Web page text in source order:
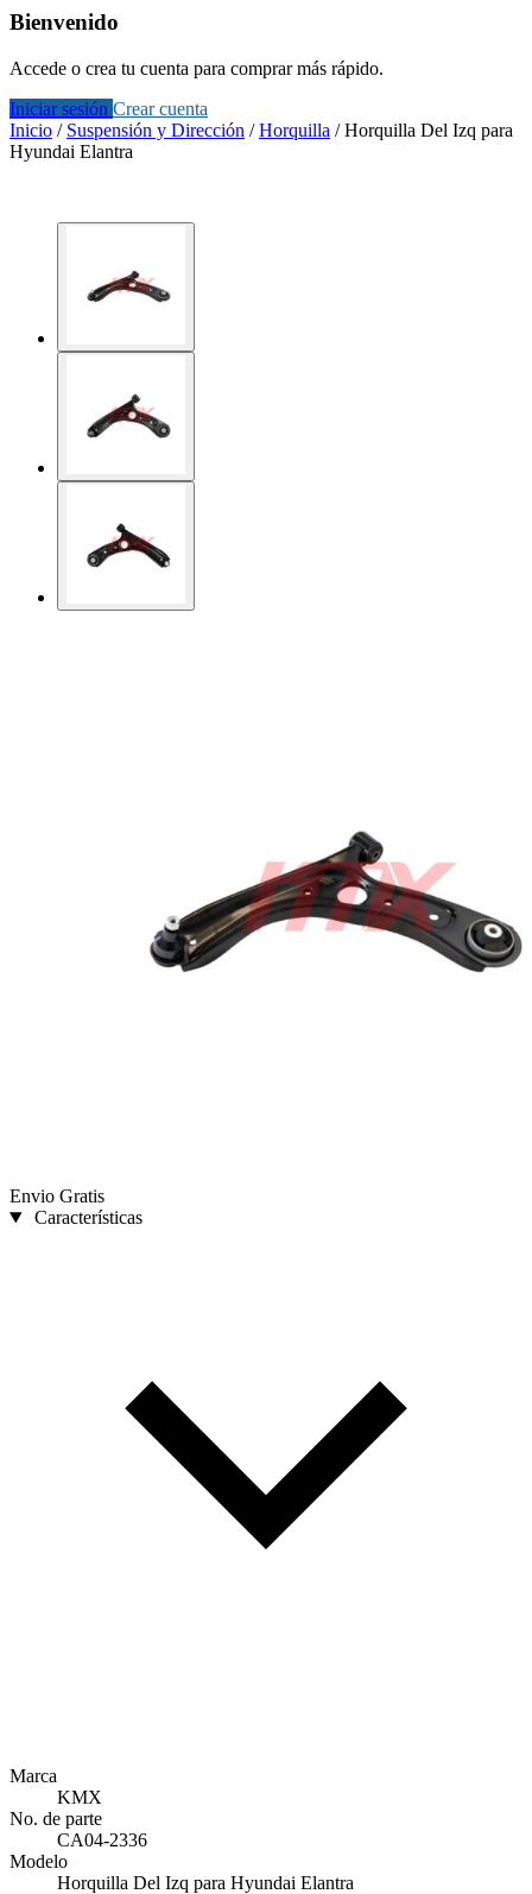
Bienvenido
Accede o crea tu cuenta para comprar más rápido.
Iniciar sesión Crear cuenta
Inicio / Suspensión y Dirección /Horquilla /Horquilla Del Izq para
Hyundai Elantra
Envio Gratis
Características
Marca
KMX
No. de parte
CA04-2336
Modelo
Horquilla Del Izq para Hyundai Elantra